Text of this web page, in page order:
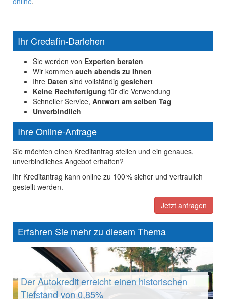
Ihr Credafin-Darlehen
Sie werden von Experten beraten
Wir kommen auch abends zu Ihnen
Ihre Daten sind vollständig gesichert
Keine Rechtfertigung für die Verwendung
Schneller Service, Antwort am selben Tag
Unverbindlich
Ihre Online-Anfrage
Sie möchten einen Kreditantrag stellen und ein genaues,
unverbindliches Angebot erhalten?
Ihr Kreditantrag kann online zu 100 % sicher und vertraulich
gestellt werden.
Jetzt anfragen
Erfahren Sie mehr zu diesem Thema
Der Autokredit erreicht einen historischen
Tiefstand von 0,85%